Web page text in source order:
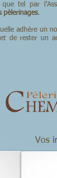
tel par
pèlerinages.
adhère un
de rester un
Vos